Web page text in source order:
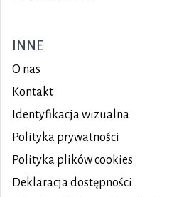
INNE
O nas
Kontakt
Identyfikacja wizualna
Polityka prywatności
Polityka plikówcookies
Deklaracja dostępności